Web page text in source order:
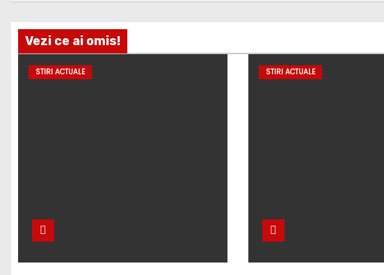
Vezi ce ai omis!
STIRI ACTUALE STIRI ACTUALE